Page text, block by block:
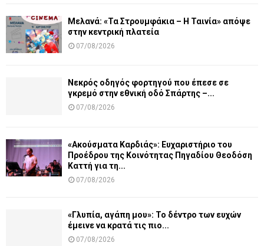
Μελανά: «Τα Στρουμφάκια – Η Ταινία» απόψε
στην κεντρική πλατεία
07/08/2026
Νεκρός οδηγός φορτηγού που έπεσε σε
γκρεμό στην εθνική οδό Σπάρτης –...
07/08/2026
«Ακούσματα Καρδιάς»: Ευχαριστήριο του
Προέδρου της Κοινότητας Πηγαδίου Θεοδόση
Καττή για τη...
07/08/2026
«Γλυπία, αγάπη μου»: Το δέντρο των ευχών
έμεινε να κρατά τις πιο...
07/08/2026